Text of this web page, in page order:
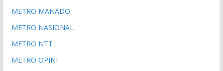
METRO MANADO
METRO NASIONAL
METRO NTT
METRO OPINI